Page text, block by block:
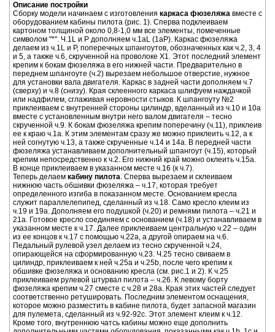
Описание постройки
Сборку модели начинаем с изготовления каркаса фюзеляжа вместе с
оборудованием кабины пилота (рис. 1). Сперва подклеиваем
картоном толщиной около 0,8-1,0 мм все элементы, помеченные
символом "*". Ч.1L и P дополняем ч.1aL (1aP). Каркас фюзеляжа
делаем из ч.1L и P, поперечных шпангоутов, обозначенных как ч.2, 3, 4
и 5, а также ч.6, скрученной на проволоке X1. Этот последний элемент
крепим к бокам фюзеляжа в его нижней части. Предварительно в
переднем шпангоуте (ч.2) вырезаем небольшое отверстие, нужное
для установки вала двигателя. Каркас в задней части дополняем ч.7
(сверху) и ч.8 (снизу). Края склеенного каркаса шлифуем наждачкой
или надфилем, сглаживая неровности стыков. К шпангоуту №2
приклеиваем с внутренней стороны цилиндр, вделанный из ч.10 и 10а
вместе с установленным внутри него валом двигателя – тесно
скрученной ч.9. К бокам фюзеляжа крепим поперечину (ч.11), приклеив
ее к краю ч.1а. К этим элементам сразу же можно приклеить ч.12, а к
ней согнутую ч.13, а также скрученные ч.14 и 14а. В передней части
фюзеляжа устанавливаем дополнительный шпангоут (ч.15), который
крепим непосредственно к ч.2. Его нижний край можно оклеить ч.15а.
В конце приклеиваем в указанном месте ч.16 (к ч.7).
Теперь делаем кабину пилота. Сперва вырезаем и склеиваем
нижнюю часть обшивки фюзеляжа – ч.17, которая требует
определенного изгиба в показанном месте. Основанием кресла
служит параллелепипед, сделанный из ч.18. Само кресло клеим из
ч.19 и 19а. Дополняем его подушкой (ч.20) и ремнями пилота – ч.21 и
21а. Готовое кресло соединяем с основанием (ч.18) и устанавливаем в
указанном месте к ч.17. Далее приклеиваем центральную ч.22 – один
из ее концов к ч.17 с помощью ч.22а, а другой опираем на ч.6.
Педальный рулевой узел делаем из тесно скрученной ч.24,
опирающейся на сформированную ч.23. Ч.25 тесно свиваем в
цилиндр, приклеиваем к ней ч.25а и ч.25b, после чего крепим к
обшивке фюзеляжа и основанию кресла (см. рис.1 и 2). К ч.25
приклеиваем рулевой штурвал пилота – ч.26. К левому борту
фюзеляжа крепим ч.27 сместе с ч.28 и 28а. Края этих частей следует
соответственно ретушировать. Последним элементом оснащения,
которое можно разместить в кабине пилота, будет запасной магазин
для пулемета, сделанный из ч.92-92с. Этот элемент клеим к ч.12.
Кроме того, внутреннюю чатсь кабины можно еще дополнить